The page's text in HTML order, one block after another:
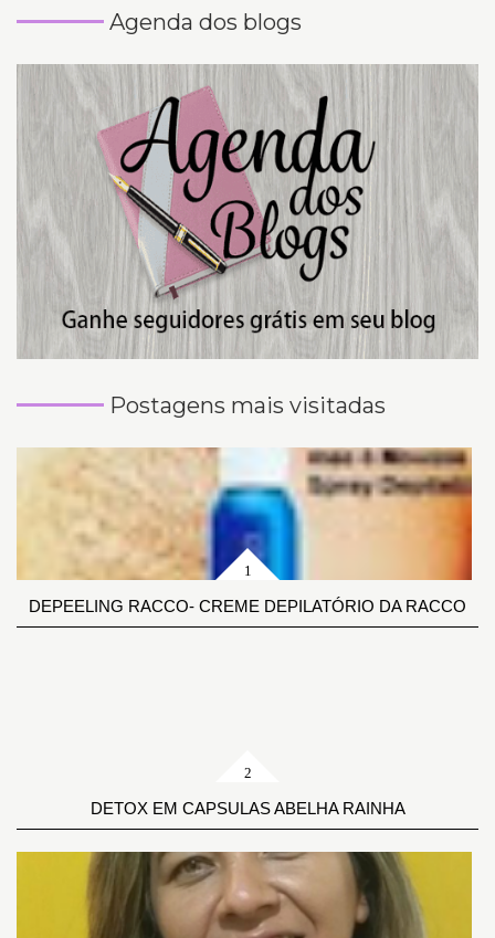
Agenda dos blogs
Postagens mais visitadas
DEPEELING RACCO- CREME DEPILATÓRIO DA RACCO
DETOX EM CAPSULAS ABELHA RAINHA